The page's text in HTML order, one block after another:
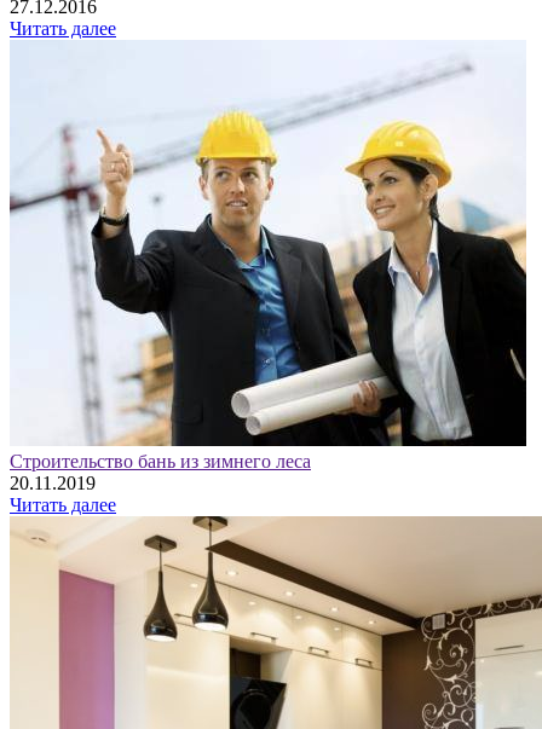
27.12.2016
Читать далее
Строительство бань из зимнего леса
20.11.2019
Читать далее